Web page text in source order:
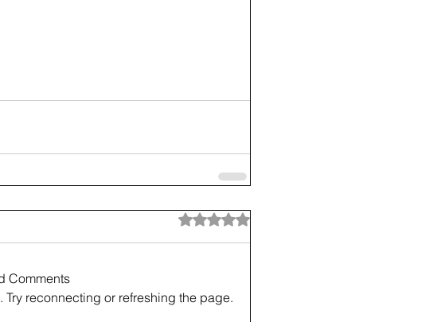
Rated 0 out of 5 stars.
Comments
reconnecting or refreshing the page.